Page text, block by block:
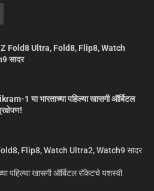
Fold8 Ultra, Fold8, Flip8, Watch
सादर
1 या भारताच्या पहिल्या खासगी ऑर्बिटल
Flip8, Watch Ultra2, Watch9 सादर
पहिल्या खासगी ऑर्बिटल रॉकेटचे यशस्वी